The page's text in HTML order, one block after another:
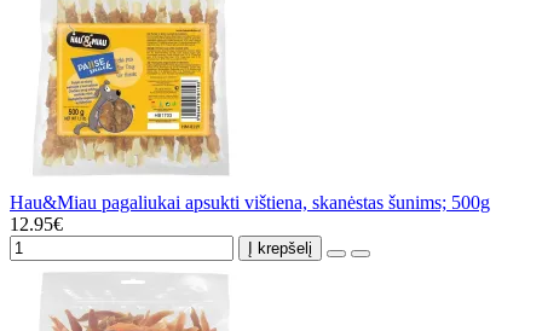
Hau&Miau pagaliukai apsukti vištiena, skanėstas šunims; 500g
12.95€
Į krepšelį